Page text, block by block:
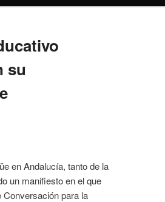
su
en Andalucía, tanto de la
un manifiesto en el que
Conversación para la